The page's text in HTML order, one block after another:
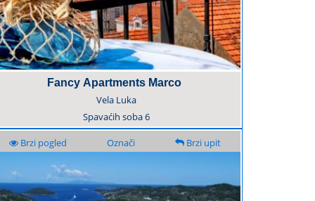
Fancy Apartments Marco
Vela Luka
Spavaćih soba6
Brzi pogled Označi Brzi upit